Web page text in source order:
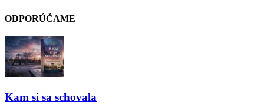
ODPORÚČAME
Kam si sa schovala